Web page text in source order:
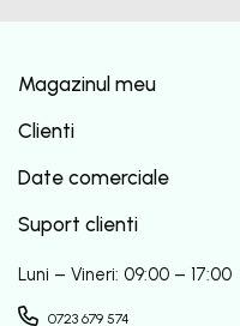
Magazinul meu
Clienti
Date comerciale
Suport clienti
Luni – Vineri: 09:00 – 17:00
0723 679 574